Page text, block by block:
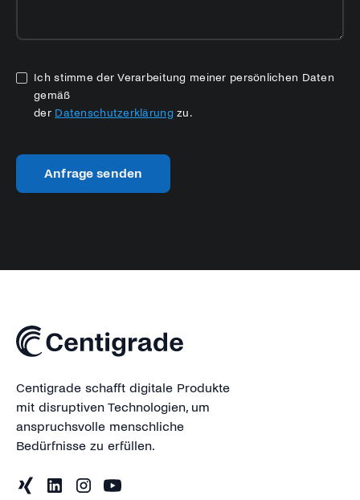
Ich stimme der Verarbeitung meiner persönlichen Daten
gemäß
der Datenschutzerklärung zu.
Centigrade schafft digitale Produkte
mit disruptiven Technologien, um
anspruchsvolle menschliche
Bedürfnisse zu erfüllen.